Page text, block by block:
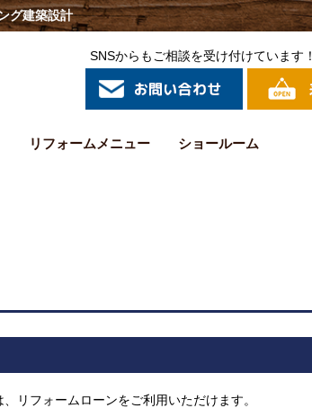
グ建築設計
SNSからもご相談を受け付けています！
リフォームメニュー ショールーム
リフォームローンをご利用いただけます。